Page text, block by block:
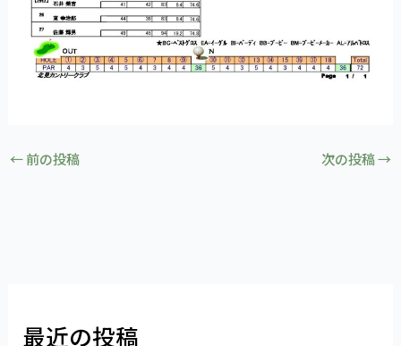
最近の投稿
←前の投稿 次の投稿→